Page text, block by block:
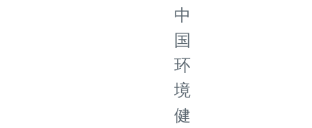
中
国
环
境
健